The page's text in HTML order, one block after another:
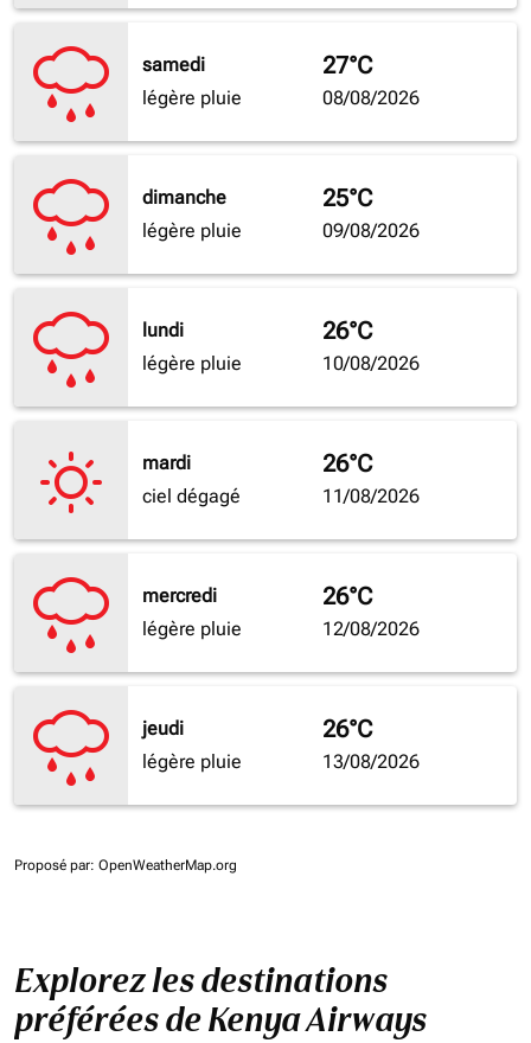
samedi
légère pluie
27°C
08/08/2026
dimanche
légère pluie
25°C
09/08/2026
lundi
légère pluie
26°C
10/08/2026
mardi
ciel dégagé
26°C
11/08/2026
mercredi
légère pluie
26°C
12/08/2026
jeudi
légère pluie
26°C
13/08/2026
Proposé par: OpenWeatherMap.org
Explorez les destinations
préférées de Kenya Airways